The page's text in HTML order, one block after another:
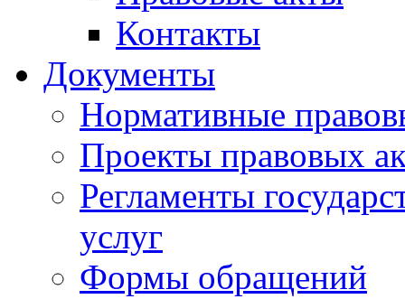
Контакты
Документы
Нормативные
Проекты правовых
Регламенты
услуг
Формы обращений